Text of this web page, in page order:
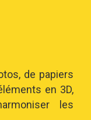
de papiers
en 3D,
les